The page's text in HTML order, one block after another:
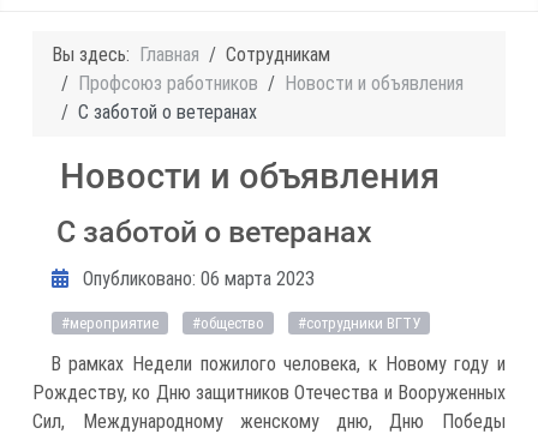
Вы здесь: Главная
Сотрудникам
Профсоюз работников
Новости и объявления
С заботой о ветеранах
Новости и объявления
С заботой о ветеранах
Информация о материале
Опубликовано: 06 марта 2023
#мероприятие #общество #сотрудники ВГТУ
В рамках Недели пожилого человека, к Новому году и
Рождеству, ко Дню защитников Отечества и Вооруженных
Сил, Международному женскому дню, Дню Победы